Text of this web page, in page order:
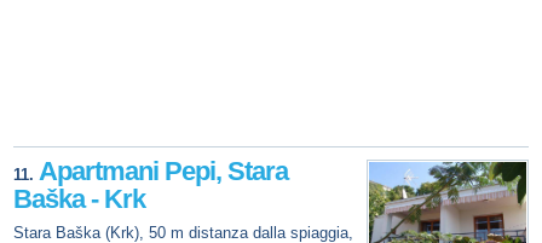
11. Apartmani Pepi, Stara
Baška - Krk
Stara Baška (Krk), 50 m distanza dalla spiaggia,